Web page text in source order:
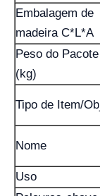
Embalagem de
madeira C*L*A
Peso do Pacote
(kg)
Tipo de Item/
Nome
Uso